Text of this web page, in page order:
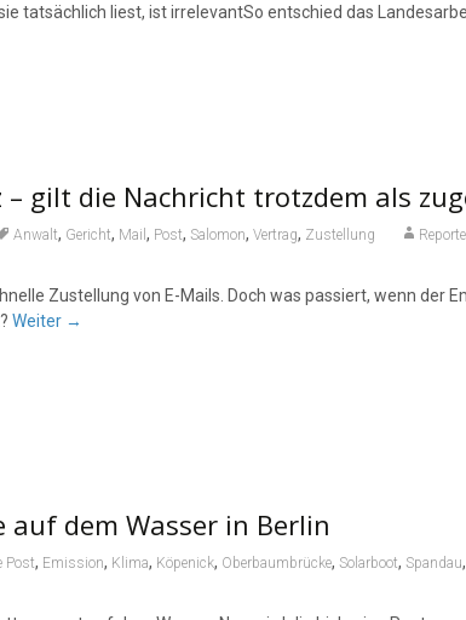
tatsächlich liest, ist irrelevantSo entschied das
gilt die Nachricht trotzdem als
Anwalt, Gericht, Mail , Post, Salomon, Vertrag, Zustellung
Zustellung von E-Mails. Doch was passiert, wenn der
Weiter →
auf dem Wasser in Berlin
Post, Emission, Klima, Köpenick, Oberbaumbrücke, Solarboot, Spandau,